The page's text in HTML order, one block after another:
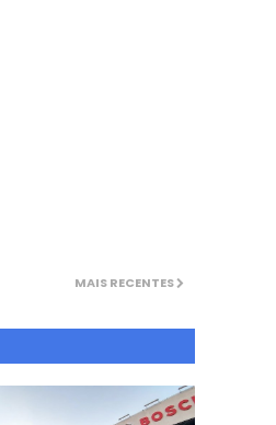
MAIS RECENTES